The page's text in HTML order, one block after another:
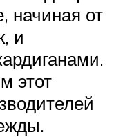
начиная от
и
этот